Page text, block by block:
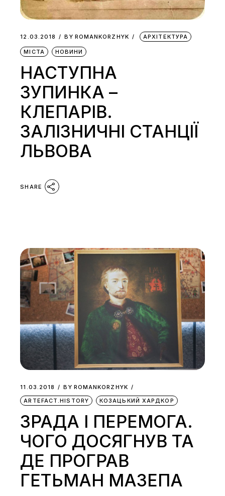
12.03.2018 BY ROMANKORZHYK АРХІТЕКТУРА
МІСТА НОВИНИ
НАСТУПНА
ЗУПИНКА –
КЛЕПАРІВ.
ЗАЛІЗНИЧНІ СТАНЦІЇ
ЛЬВОВА
SHARE
11.03.2018 BY ROMANKORZHYK
ARTEFACT.HISTORY
КОЗАЦЬКИЙ ХАРДКОР
ЗРАДА І ПЕРЕМОГА.
ЧОГО ДОСЯГНУВ ТА
ДЕ ПРОГРАВ
ГЕТЬМАН МАЗЕПА